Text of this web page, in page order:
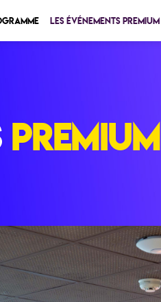
Les Événements Premium
premium